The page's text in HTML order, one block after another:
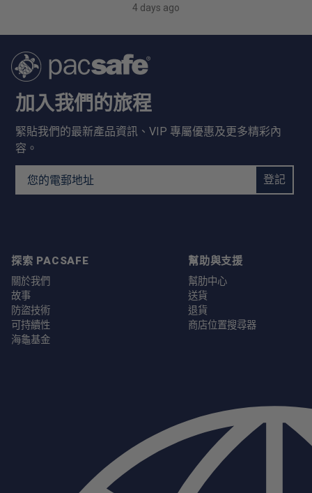
4 days ago
加入我們的旅程
緊貼我們的最新產品資訊、VIP 專屬優惠及更多精彩內
容。
Email Address
登記
探索 PACSAFE
關於我們
故事
防盜技術
可持續性
海龜基金
幫助與支援
幫肋中心
送貨
退貨
商店位置搜尋器